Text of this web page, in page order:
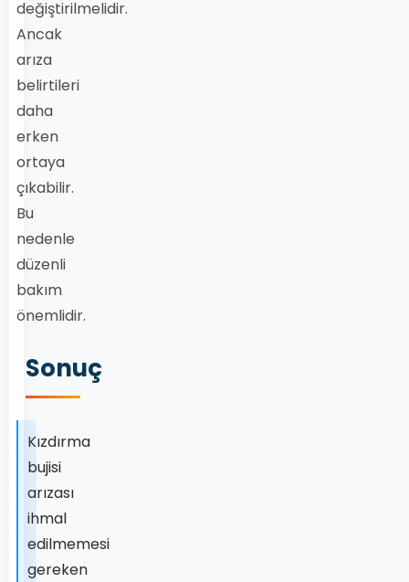
değiştirilmelidir.
Ancak
arıza
belirtileri
daha
erken
ortaya
çıkabilir.
Bu
nedenle
düzenli
bakım
önemlidir.
Sonuç
Kızdırma
bujisi
arızası
ihmal
edilmemesi
gereken